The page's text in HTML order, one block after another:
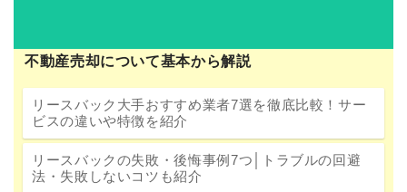
不動産売却について基本から解説
リースバック大手おすすめ業者7選を徹底比較！サー
ビスの違いや特徴を紹介
リースバックの失敗・後悔事例7つ│トラブルの回避
法・失敗しないコツも紹介